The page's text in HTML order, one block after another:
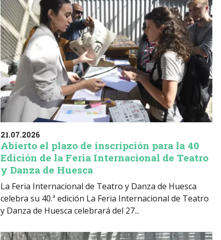
21.07.2026
Abierto el plazo de inscripción para la 40
Edición de la Feria Internacional de Teatro
y Danza de Huesca
La Feria Internacional de Teatro y Danza de Huesca
celebra su 40.ª edición La Feria Internacional de Teatro
y Danza de Huesca celebrará del 27...